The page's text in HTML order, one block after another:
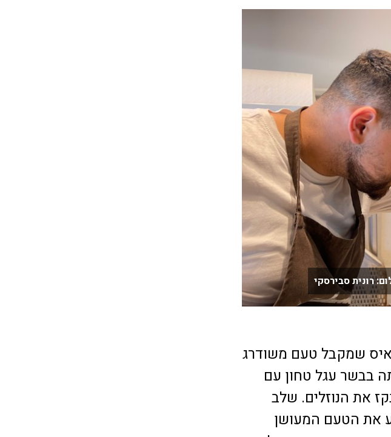
רונית סבירסקי
שמקבל טעם משודרג
בבשר עגל טחון עם
את הנוזלים. שלב
את הטעם המעושן